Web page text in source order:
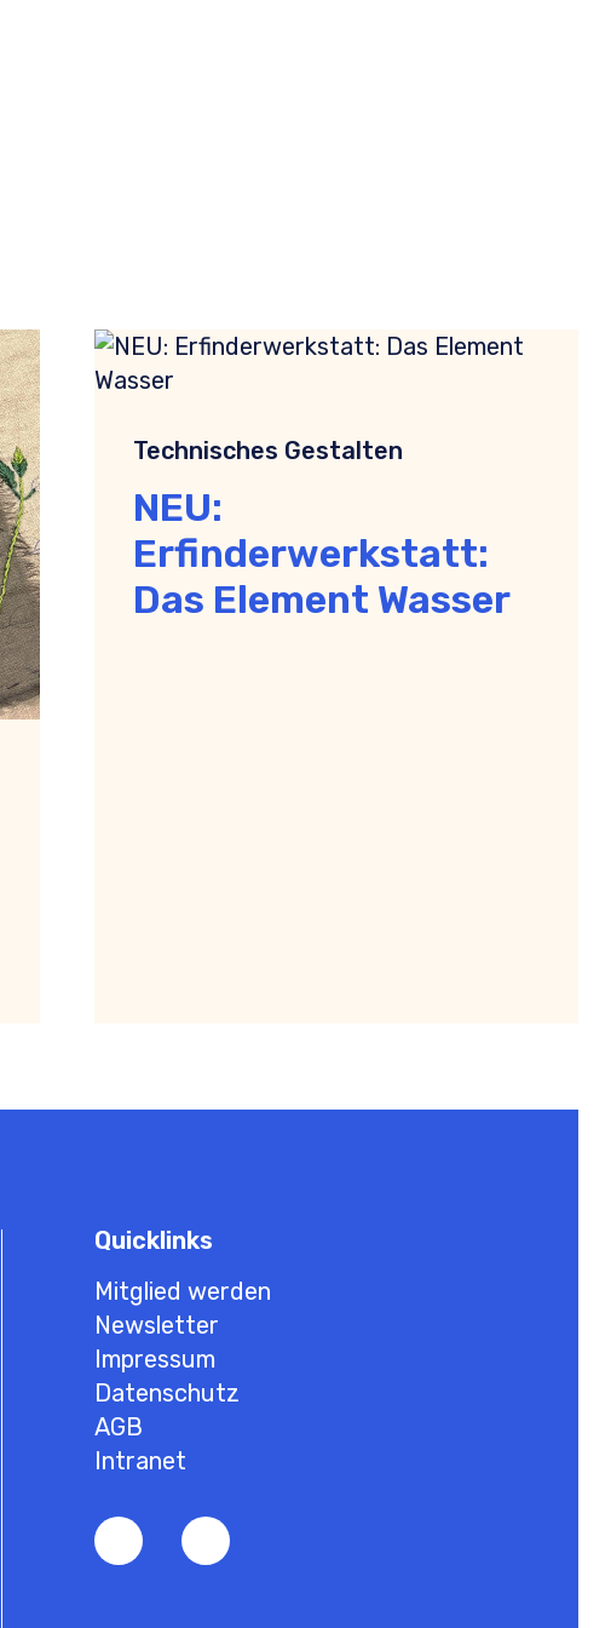
Technisches Gestalten
NEU:
Erfinderwerkstatt:
Das Element Wasser
Quicklinks
Mitglied werden
Newsletter
Impressum
Datenschutz
AGB
Intranet